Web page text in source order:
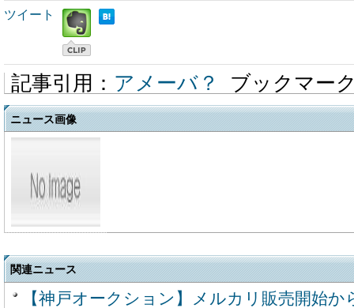
ツイート
記事引用： アメーバ？ ブックマー
ニュース画像
関連ニュース
【神戸オークション】メルカリ販売開始